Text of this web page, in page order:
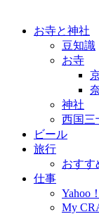
お寺と神社
豆知識
お寺
神社
西国三
ビール
旅行
おすす
仕事
Yahoo
My